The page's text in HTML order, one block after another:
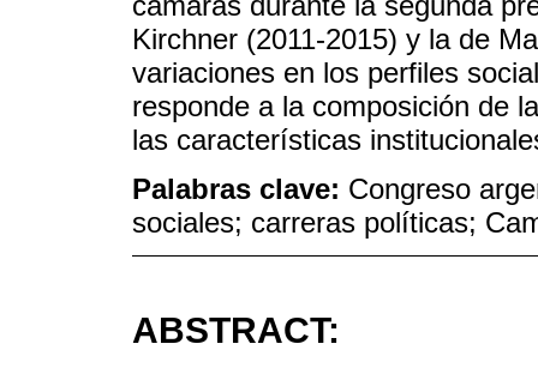
Kirchner (2011-2015) y la de
variaciones en los perfiles
responde a la composición de
las características
Palabras clave: Congreso
sociales; carreras políticas;
ABSTRACT: